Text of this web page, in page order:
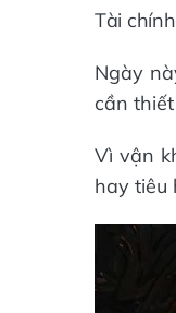
Tài
Ngày
cần
Vì vận
hay tiêu